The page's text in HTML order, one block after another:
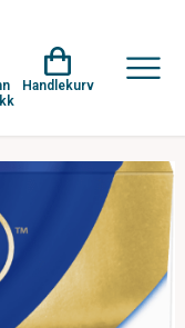
Handlekurv